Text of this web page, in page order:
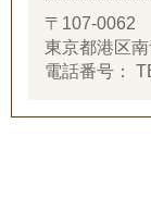
〒107-0062
東京都港区
電話番号：